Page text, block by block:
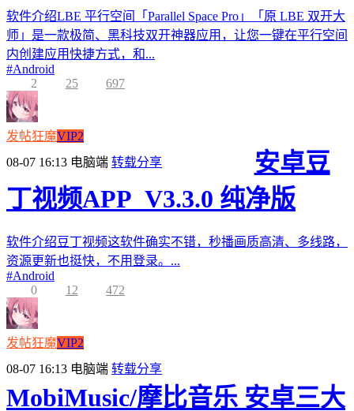
软件介绍LBE 平行空间「Parallel Space Pro」「原 LBE 双开大
师」是一款极简、黑科技双开神器应用，让您一键在平行空间
内创建应用快捷方式，和...
#Android
2
25 697
发帖狂魔VIP2
08-07 16:13 电脑端 转载分享
安卓豆
丁视频APP_V3.3.0 纯净版
软件介绍豆丁视频这软件确实不错，秒播画质高清、多线路，
资源更新也挺快，不用登录。...
#Android
0
12 472
发帖狂魔VIP2
08-07 16:13 电脑端 转载分享
MobiMusic/摩比音乐 安卓三大